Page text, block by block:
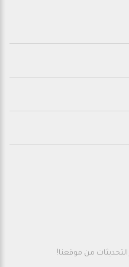
التحديثات من موقعنا!